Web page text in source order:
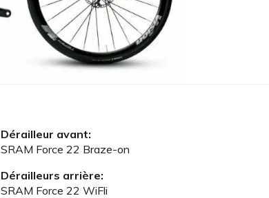
Dérailleur avant:
SRAM Force 22 Braze-on
Dérailleurs arrière:
SRAM Force 22 WiFli